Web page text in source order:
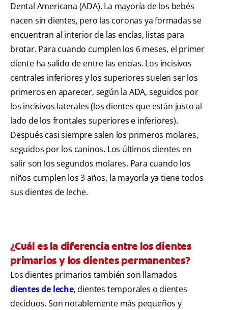
Dental Americana (ADA). La mayoría de los bebés
nacen sin dientes, pero las coronas ya formadas se
encuentran al interior de las encías, listas para
brotar. Para cuando cumplen los 6 meses, el primer
diente ha salido de entre las encías. Los incisivos
centrales inferiores y los superiores suelen ser los
primeros en aparecer, según la ADA, seguidos por
los incisivos laterales (los dientes que están justo al
lado de los frontales superiores e inferiores).
Después casi siempre salen los primeros molares,
seguidos por los caninos. Los últimos dientes en
salir son los segundos molares. Para cuando los
niños cumplen los 3 años, la mayoría ya tiene todos
sus dientes de leche.
¿Cuál es la diferencia entre los dientes
primarios y los dientes permanentes?
Los dientes primarios también son llamados
dientes de leche, dientes temporales o dientes
deciduos. Son notablemente más pequeños y